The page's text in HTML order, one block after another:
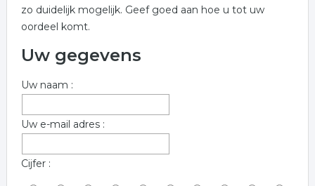
zo duidelijk mogelijk. Geef goed aan hoe u tot uw
oordeel komt.
Uw gegevens
Uw naam :
Uw e-mail adres :
Cijfer :